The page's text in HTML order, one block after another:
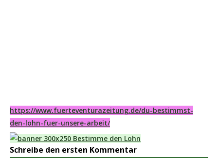
https://www.fuerteventurazeitung.de/du-bestimmst-
den-lohn-fuer-unsere-arbeit/
Schreibe den ersten Kommentar